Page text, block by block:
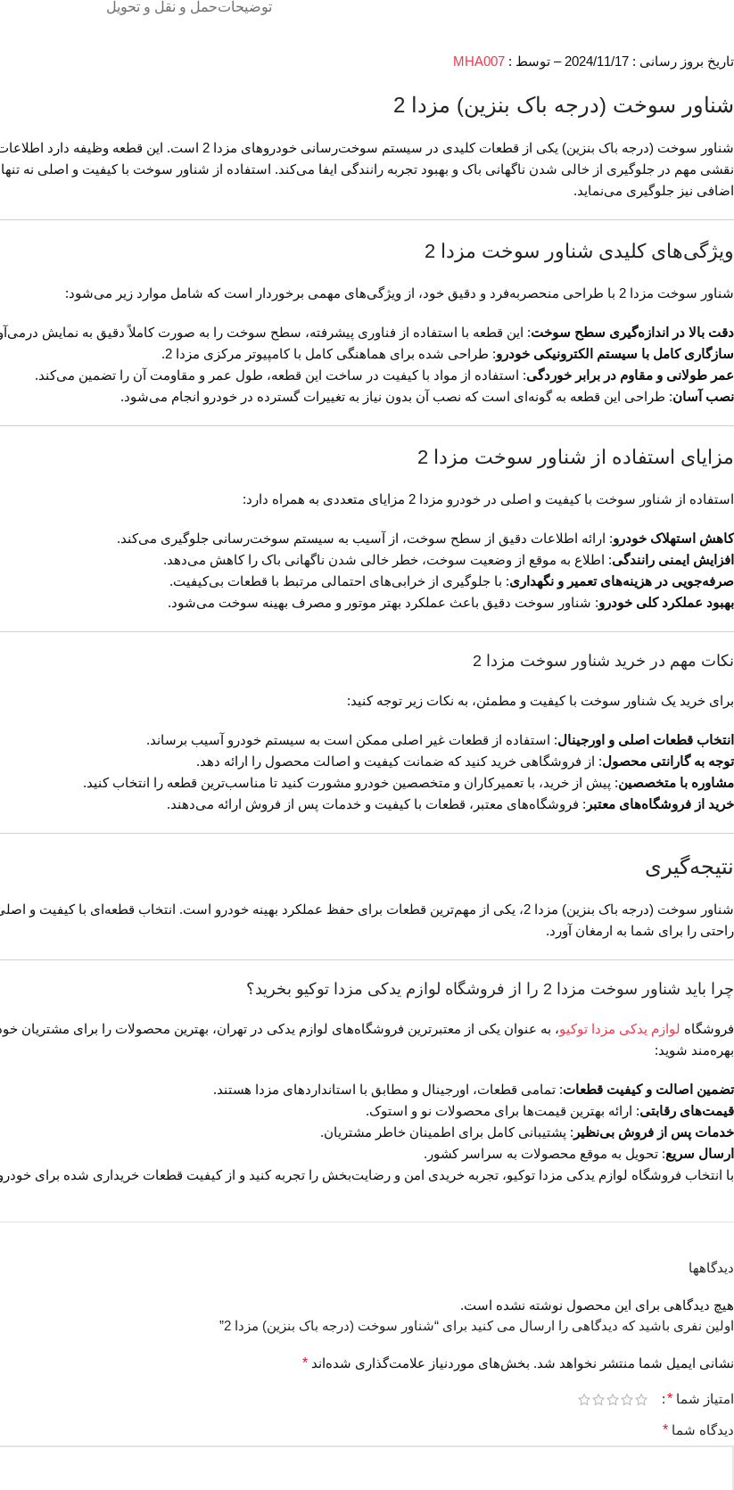
توضیحاتحمل و نقل و تحویل
تاریخ بروز رسانی : 2024/11/17 – توسط : MHA007
شناور سوخت (درجه باک بنزین) مزدا 2
شناور سوخت (درجه باک بنزین) یکی از قطعات کلیدی در سیستم
نقشی مهم در جلوگیری از خالی شدن ناگهانی باک و بهبود تجربه رانندگی ایفا می‌کند. استفاده از شناور سوخت با کیفیت و اصلی نه
اضافی نیز جلوگیری می‌نماید.
ویژگی‌های کلیدی شناور سوخت مزدا 2
شناور سوخت مزدا 2 با طراحی منحصربه‌فرد و دقیق خود، از ویژگی‌های مهمی برخوردار است که شامل موارد زیر می‌شود:
دقت بالا در اندازه‌گیری سطح سوخت: این قطعه با استفاده از فناوری پیشرفته، سطح سوخت را به صورت کاملاً دقیق به نمایش
سازگاری کامل با سیستم الکترونیکی خودرو: طراحی شده برای هماهنگی کامل با کامپیوتر مرکزی مزدا 2.
عمر طولانی و مقاوم در برابر خوردگی: استفاده از مواد با کیفیت در ساخت این قطعه، طول عمر و مقاومت آن را تضمین می‌کند.
نصب آسان: طراحی این قطعه به گونه‌ای است که نصب آن بدون نیاز به تغییرات گسترده در خودرو انجام می‌شود.
مزایای استفاده از شناور سوخت مزدا 2
استفاده از شناور سوخت با کیفیت و اصلی در خودرو مزدا 2 مزایای متعددی به همراه دارد:
کاهش استهلاک خودرو: ارائه اطلاعات دقیق از سطح سوخت، از آسیب به سیستم سوخت‌رسانی جلوگیری می‌کند.
افزایش ایمنی رانندگی: اطلاع به موقع از وضعیت سوخت، خطر خالی شدن ناگهانی باک را کاهش می‌دهد.
صرفه‌جویی در هزینه‌های تعمیر و نگهداری: با جلوگیری از خرابی‌های احتمالی مرتبط با قطعات بی‌کیفیت.
بهبود عملکرد کلی خودرو: شناور سوخت دقیق باعث عملکرد بهتر موتور و مصرف بهینه سوخت می‌شود.
نکات مهم در خرید شناور سوخت مزدا 2
برای خرید یک شناور سوخت با کیفیت و مطمئن، به نکات زیر توجه کنید:
انتخاب قطعات اصلی و اورجینال: استفاده از قطعات غیر اصلی ممکن است به سیستم خودرو آسیب برساند.
توجه به گارانتی محصول: از فروشگاهی خرید کنید که ضمانت کیفیت و اصالت محصول را ارائه دهد.
مشاوره با متخصصین: پیش از خرید، با تعمیرکاران و متخصصین خودرو مشورت کنید تا مناسب‌ترین قطعه را انتخاب کنید.
خرید از فروشگاه‌های معتبر : فروشگاه‌های معتبر، قطعات با کیفیت و خدمات پس از فروش ارائه می‌دهند.
نتیجه‌گیری
شناور سوخت (درجه باک بنزین) مزدا 2، یکی از مهم‌ترین قطعات برای حفظ عملکرد بهینه خودرو است. انتخاب قطعه‌ای
راحتی را برای شما به ارمغان آورد.
چرا باید شناور سوخت مزدا 2 را از فروشگاه لوازم یدکی مزدا توکیو بخرید؟
فروشگاه لوازم یدکی مزدا توکیو، به عنوان یکی از معتبرترین فروشگاه‌های لوازم یدکی در تهران، بهترین محصولات را برای مشتریان
بهره‌مند شوید:
تضمین اصالت و کیفیت قطعات: تمامی قطعات، اورجینال و مطابق با استانداردهای مزدا هستند.
قیمت‌های رقابتی: ارائه بهترین قیمت‌ها برای محصولات نو و استوک.
خدمات پس از فروش بی‌نظیر : پشتیبانی کامل برای اطمینان خاطر مشتریان.
ارسال سریع: تحویل به موقع محصولات به سراسر کشور.
با انتخاب فروشگاه لوازم یدکی مزدا توکیو، تجربه خریدی امن و رضایت‌بخش را تجربه کنید و از کیفیت قطعات خریداری شده برای خودروی مزدا 2 خود
دیدگاهها
هیچ دیدگاهی برای این محصول نوشته نشده است.
اولین نفری باشید که دیدگاهی را ارسال می کنید برای “شناور سوخت (درجه باک بنزین) مزدا 2”
نشانی ایمیل شما منتشر نخواهد شد. بخش‌های موردنیاز علامت‌گذاری شده‌اند *
امتیاز شما *
دیدگاه شما *